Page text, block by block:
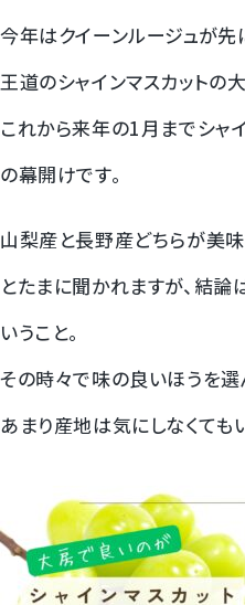
大糖領桃
温室みかん(ハウスみかん)
シャインマスカット
クイーンルージュ
今年はクイーンルージュが先
王道のシャインマスカットの
これから来年の1月までシャ
の幕開けです。
山梨産と長野産どちらが美味
とたまに聞かれますが、結論
いうこと。
その時々で味の良いほうを選
あまり産地は気にしなくても